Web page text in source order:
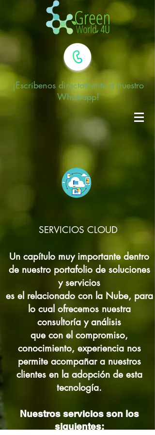
¡Escríbenosdirectamente a nuestro
Whatsapp!
Un capítulo muy importante dentro
de nuestro portafolio de soluciones
y servicios
es el relacionado con la Nube, para
lo cual ofrecemos nuestra
consultoría y análisis
que con el compromiso,
conocimiento, experiencia nos
permite acompañar a nuestros
clientes en la adopción de esta
tecnología.
Nuestros servicios son los
siguientes:
SERVICIOS CLOUD